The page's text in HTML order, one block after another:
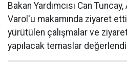
Bakan Yardımcısı Can
Varol'u makamında ziyaret
yürütülen çalışmalar ve
yapılacak temaslar